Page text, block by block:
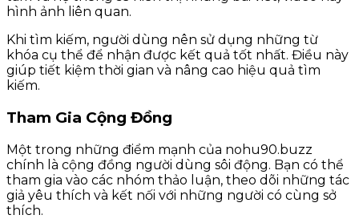
hình ảnh liên quan.
Khi tìm kiếm, người dùng nên sử dụng những từ
khóa cụ thể để nhận được kết quả tốt nhất. Điều này
giúp tiết kiệm thời gian và nâng cao hiệu quả tìm
kiếm.
Tham Gia Cộng Đồng
Một trong những điểm mạnh của nohu90.buzz
chính là cộng đồng người dùng sôi động. Bạn có thể
tham gia vào các nhóm thảo luận, theo dõi những tác
giả yêu thích và kết nối với những người có cùng sở
thích.